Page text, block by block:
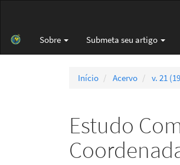
principal
Barra
Sobre Submeta seu artigo
Início Acervo v. 21
Estudo